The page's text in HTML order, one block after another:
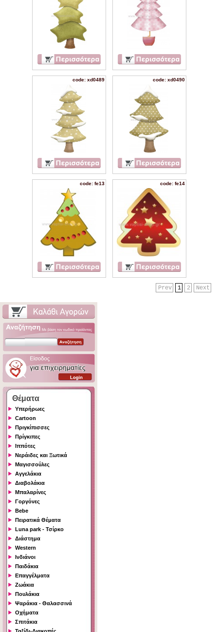
code: xd0489 code: xd0490
code: fe13 code: fe14
Next
2
1
Prev
Θέματα
Υπερήρωες
Cartoon
Πριγκίπισσες
Πρίγκιπες
Ιππότες
Νεράιδες και Ξωτικά
Μαγισσούλες
Αγγελάκια
Διαβολάκια
Μπαλαρίνες
Γοργόνες
Bebe
Πειρατικά Θέματα
Luna park - Τσίρκο
Διάστημα
Western
Ινδιάνοι
Παιδάκια
Επαγγέλματα
Ζωάκια
Πουλάκια
Ψαράκια - Θαλασσινά
Οχήματα
Σπιτάκια